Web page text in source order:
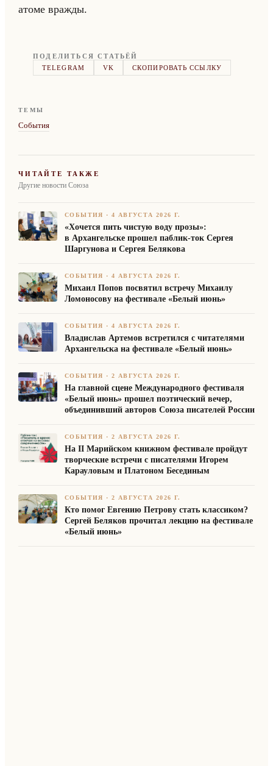
атоме враж­ды.
ПОДЕЛИТЬСЯ СТАТЬЁЙ
TELEGRAM
VK СКОПИРОВАТЬ ССЫЛКУ
ТЕМЫ
События
ЧИТАЙТЕ ТАКЖЕ
Другие новости Союза
СОБЫТИЯ ·4 АВГУСТА 2026 Г.
«Хочется пить чистую воду прозы»:
в Архангельске прошел паблик-ток Сергея
Шаргунова и Сергея Белякова
СОБЫТИЯ ·4 АВГУСТА 2026 Г.
Михаил Попов посвятил встречу Михаилу
Ломоносову на фестивале «Белый июнь»
СОБЫТИЯ ·4 АВГУСТА 2026 Г.
Владислав Артемов встретился с читателями
Архангельска на фестивале «Белый июнь»
СОБЫТИЯ ·2 АВГУСТА 2026 Г.
На главной сцене Международного фестиваля
«Белый июнь» прошел поэтический вечер,
объединивший авторов Союза писателей России
СОБЫТИЯ ·2 АВГУСТА 2026 Г.
На II Марийском книжном фестивале пройдут
творческие встречи с писателями Игорем
Карауловым и Платоном Бесединым
СОБЫТИЯ ·2 АВГУСТА 2026 Г.
Кто помог Евгению Петрову стать классиком?
Сергей Беляков прочитал лекцию на фестивале
«Белый июнь»